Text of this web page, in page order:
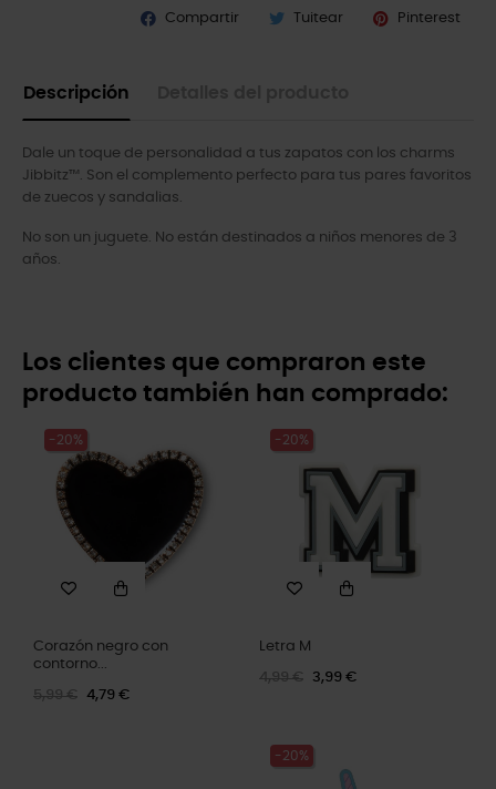
Compartir Tuitear Pinterest
Descripción
Dale un toque de personalidad a tus zapatos con los charms
Jibbitz™. Son el complemento perfecto para tus pares favoritos
de zuecos y sandalias.
No son un juguete. No están destinados a niños menores de 3
años.
Los clientes que compraron este
producto también han comprado:
-20%
Corazón negro con
contorno...
5,99 € 4,79 €
-20%
Letra M
4,99 € 3,99 €
-20%